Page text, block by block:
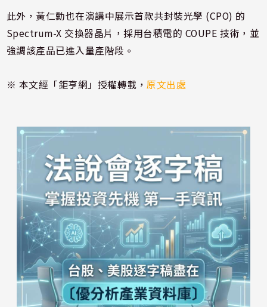
此外，黃仁勳也在演講中展示首款共封裝光學 (CPO) 的
Spectrum-X 交換器晶片，採用台積電的 COUPE 技術，並
強調該產品已進入量產階段。
※ 本文經「鉅亨網」授權轉載，原文出處